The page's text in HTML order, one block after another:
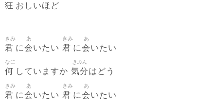
狂 おしいほど
君
きみ
に会
あ
いたい 君
きみ
に会
あ
いたい
何
なに
していますか 気分
きぶん
はどう
君
きみ
に会
あ
いたい 君
きみ
に会
あ
いたい